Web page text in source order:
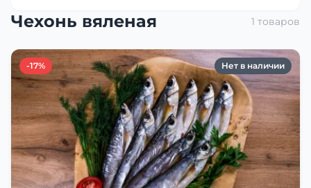
Чехонь вяленая 1 товаров
-17% Нет в наличии